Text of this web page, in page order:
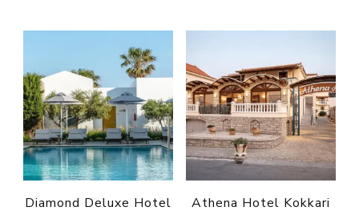
Diamond Deluxe Hotel
Athena Hotel Kokkari